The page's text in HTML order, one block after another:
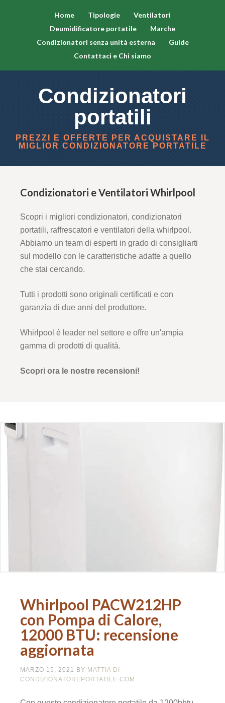
Home Tipologie
Ventilatori
Deumidificatore portatile
Marche
Condizionatori senza unità esterna
Guide
Contattaci e Chi siamo
Condizionatori
portatili
PREZZI E OFFERTE PER ACQUISTARE IL
MIGLIOR CONDIZIONATORE PORTATILE
Condizionatori e Ventilatori Whirlpool
Scopri i migliori condizionatori, condizionatori
portatili, raffrescatori e ventilatori della whirlpool.
Abbiamo un team di esperti in grado di consigliarti
sul modello con le caratteristiche adatte a quello
che stai cercando.
Tutti i prodotti sono originali certificati e con
garanzia di due anni del produttore.
Whirlpool è leader nel settore e offre un'ampia
gamma di prodotti di qualità.
Scopri ora le nostre recensioni!
Whirlpool PACW212HP
con Pompa di Calore,
12000 BTU: recensione
aggiornata
MARZO 15, 2021 BY MATTIA DI
CONDIZIONATOREPORTATILE.COM